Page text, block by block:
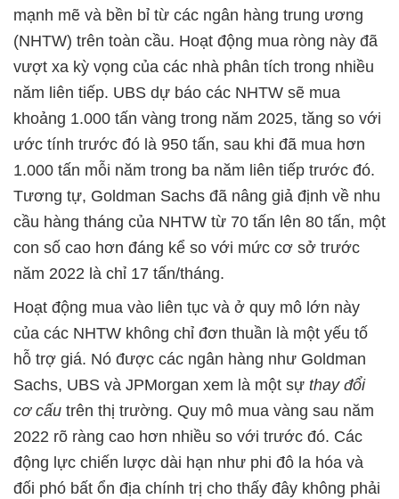
mạnh mẽ và bền bỉ từ các ngân hàng trung ương
(NHTW) trên toàn cầu. Hoạt động mua ròng này đã
vượt xa kỳ vọng của các nhà phân tích trong nhiều
năm liên tiếp. UBS dự báo các NHTW sẽ mua
khoảng 1.000 tấn vàng trong năm 2025, tăng so với
ước tính trước đó là 950 tấn, sau khi đã mua hơn
1.000 tấn mỗi năm trong ba năm liên tiếp trước đó.
Tương tự, Goldman Sachs đã nâng giả định về nhu
cầu hàng tháng của NHTW từ 70 tấn lên 80 tấn, một
con số cao hơn đáng kể so với mức cơ sở trước
năm 2022 là chỉ 17 tấn/tháng.
Hoạt động mua vào liên tục và ở quy mô lớn này
của các NHTW không chỉ đơn thuần là một yếu tố
hỗ trợ giá. Nó được các ngân hàng như Goldman
Sachs, UBS và JPMorgan xem là một sự thay đổi
cơ cấu trên thị trường. Quy mô mua vàng sau năm
2022 rõ ràng cao hơn nhiều so với trước đó. Các
động lực chiến lược dài hạn như phi đô la hóa và
đối phó bất ổn địa chính trị cho thấy đây không phải